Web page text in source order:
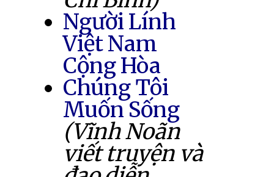
Người Lính
Việt Nam
Cộng Hòa
Chúng Tôi
Muốn Sống
(Vĩnh Noãn
viết truyện và